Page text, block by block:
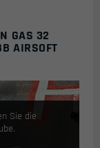
GAS 32
AIRSOFT
Sie die